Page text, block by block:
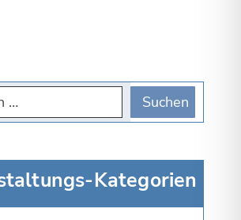
Kategorien